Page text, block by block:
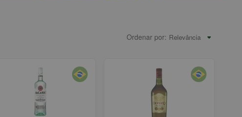
Ordenar por: